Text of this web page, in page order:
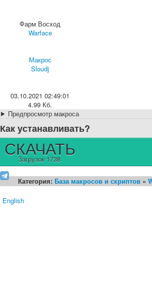
Фарм Восход
Warface
Макрос
Sloudj
03.10.2021 02:49:01
4.99 Кб.
Предпросмотр макроса
Как устанавливать?
СКАЧАТЬ
Загрузок 1738
Категория: База макросов и скриптов »
English